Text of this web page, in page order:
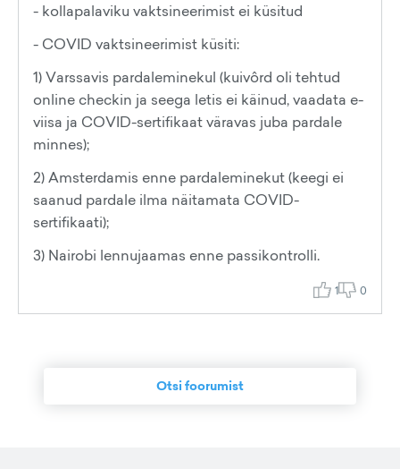
- kollapalaviku vaktsineerimist ei küsitud
- COVID vaktsineerimist küsiti:
1) Varssavis pardaleminekul (kuivôrd oli tehtud
online checkin ja seega letis ei käinud, vaadata e-
viisa ja COVID-sertifikaat väravas juba pardale
minnes);
2) Amsterdamis enne pardaleminekut (keegi ei
saanud pardale ilma näitamata COVID-
sertifikaati);
3) Nairobi lennujaamas enne passikontrolli.
1 0
Otsi foorumist